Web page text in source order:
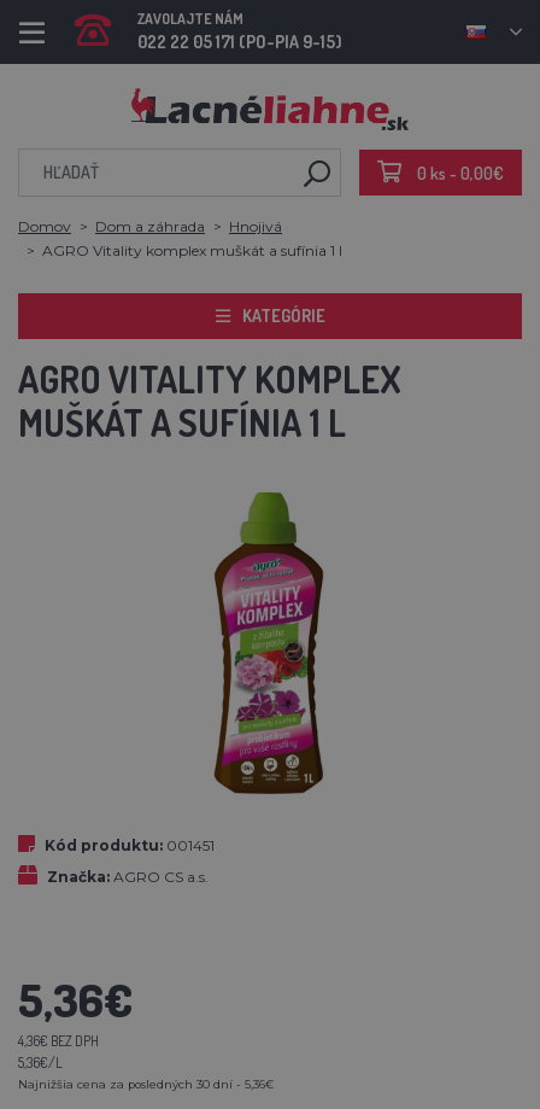
ZAVOLAJTE NÁM
022 22 05 171 (PO-PIA 9-15)
0 ks - 0,00€
Domov Dom a záhrada
Hnojivá
AGRO Vitality komplex muškát a sufínia 1 l
KATEGÓRIE
AGRO VITALITY KOMPLEX
MUŠKÁT A SUFÍNIA 1 L
Kód produktu: 001451
Značka: AGRO CS a.s.
5,36€
4,36€ BEZ DPH
5,36€/L
Najnižšia cena za posledných 30 dní - 5,36€